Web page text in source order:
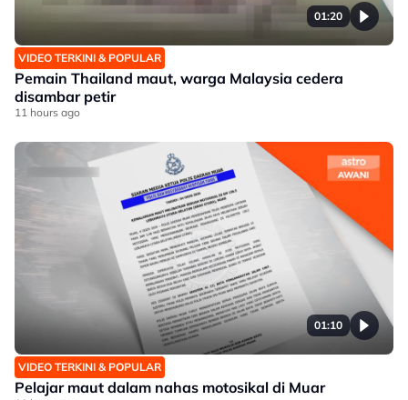
01:20
VIDEO TERKINI & POPULAR
Pemain Thailand maut, warga Malaysia cedera
disambar petir
11 hours ago
01:10
VIDEO TERKINI & POPULAR
Pelajar maut dalam nahas motosikal di Muar